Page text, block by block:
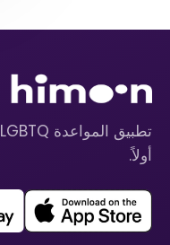
أولاً.